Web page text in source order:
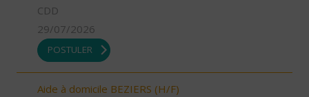
CDD
29/07/2026
POSTULER
Aide à domicile BEZIERS (H/F)